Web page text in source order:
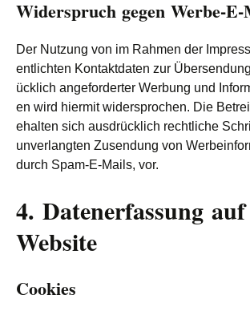
Widerspruch gegen Werbe-
Der Nutzung von im Rahmen der
entlichten Kontaktdaten zur
ücklich angeforderter Werbung und
en wird hiermit widersprochen. Die
ehalten sich ausdrücklich rechtliche
unverlangten Zusendung von
durch Spam-E-Mails, vor.
4. Datenerfassung
Website
Cookies